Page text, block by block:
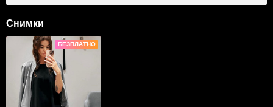
Снимки
БЕЗПЛАТНО